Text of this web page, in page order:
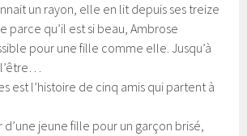
un rayon, elle en lit depuis ses treize
parce qu’il est si beau, Ambrose
pour une fille comme elle. Jusqu’à
l’être…
est l’histoire de cinq amis qui partent à
d’une jeune fille pour un garçon brisé,